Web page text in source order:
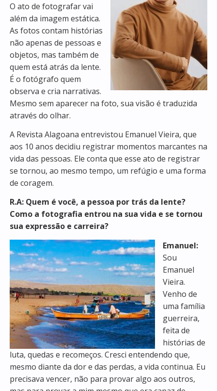
O ato de fotografar vai
além da imagem estática.
As fotos contam histórias
não apenas de pessoas e
objetos, mas também de
quem está atrás da lente.
É o fotógrafo quem
observa e cria narrativas.
Mesmo sem aparecer na foto, sua visão é traduzida
através do olhar.
A Revista Alagoana entrevistou Emanuel Vieira, que
aos 10 anos decidiu registrar momentos marcantes na
vida das pessoas. Ele conta que esse ato de registrar
se tornou, ao mesmo tempo, um refúgio e uma forma
de coragem.
R.A: Quem é você, a pessoa por trás da lente?
Como a fotografia entrou na sua vida e se tornou
sua expressão e carreira?
Emanuel:
Sou
Emanuel
Vieira.
Venho de
uma família
guerreira,
feita de
histórias de
luta, quedas e recomeços. Cresci entendendo que,
mesmo diante da dor e das perdas, a vida continua. Eu
precisava vencer, não para provar algo aos outros,